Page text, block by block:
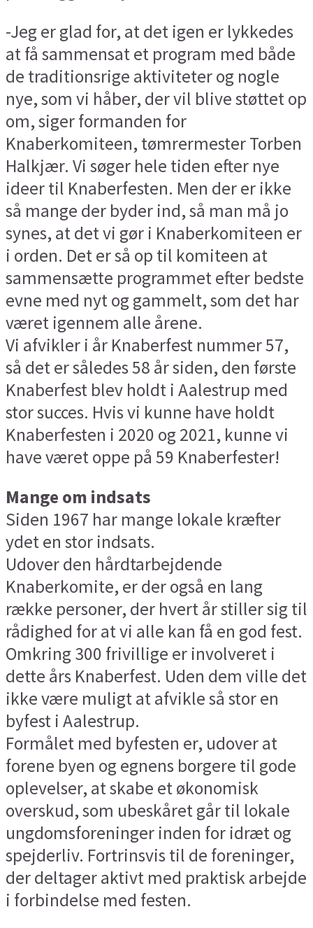
-Jeg er glad for, at det igen er lykkedes
at få sammensat et program med både
de traditionsrige aktiviteter og nogle
nye, som vi håber, der vil blive støttet op
om, siger formanden for
Knaberkomiteen, tømrermester Torben
Halkjær. Vi søger hele tiden efter nye
ideer til Knaberfesten. Men der er ikke
så mange der byder ind, så man må jo
synes, at det vi gør i Knaberkomiteen er
i orden. Det er så op til komiteen at
sammensætte programmet efter bedste
evne med nyt og gammelt, som det har
været igennem alle årene.
Vi afvikler i år Knaberfest nummer 57,
så det er således 58 år siden, den første
Knaberfest blev holdt i Aalestrup med
stor succes. Hvis vi kunne have holdt
Knaberfesten i 2020 og 2021, kunne vi
have været oppe på 59 Knaberfester!
Mange om indsats
Siden 1967 har mange lokale kræfter
ydet en stor indsats.
Udover den hårdtarbejdende
Knaberkomite, er der også en lang
række personer, der hvert år stiller sig til
rådighed for at vi alle kan få en god fest.
Omkring 300 frivillige er involveret i
dette års Knaberfest. Uden dem ville det
ikke være muligt at afvikle så stor en
byfest i Aalestrup.
Formålet med byfesten er, udover at
forene byen og egnens borgere til gode
oplevelser, at skabe et økonomisk
overskud, som ubeskåret går til lokale
ungdomsforeninger inden for idræt og
spejderliv. Fortrinsvis til de foreninger,
der deltager aktivt med praktisk arbejde
i forbindelse med festen.